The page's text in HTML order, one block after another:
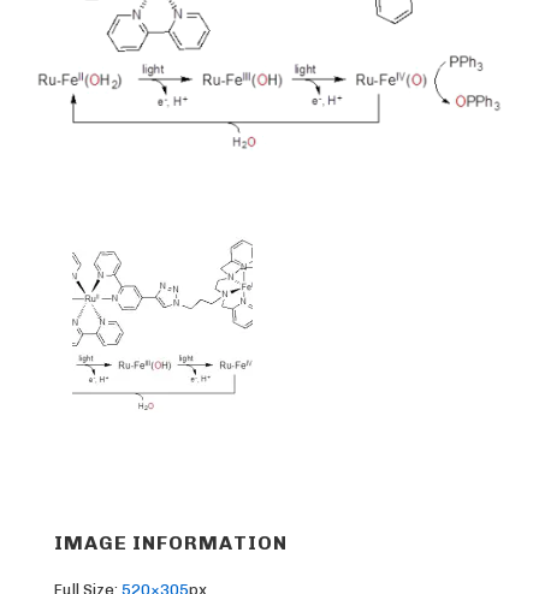
IMAGE INFORMATION
Full Size: 520×305px